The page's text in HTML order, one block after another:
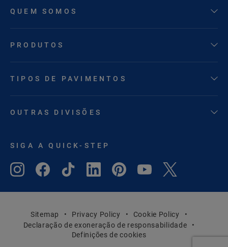
QUEM SOMOS
PRODUTOS
TIPOS DE PAVIMENTOS
OUTRAS DIVISÕES
SIGA A QUICK-STEP
Sitemap Privacy Policy
Cookie Policy
Declaração de exoneração de responsabilidade
Definições de cookies